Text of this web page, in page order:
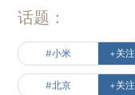
话题：
#小米 +关注
#北京 +关注